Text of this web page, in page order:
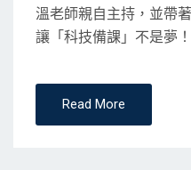
溫老師親自主持，並帶
讓「科技備課」不是夢！
Read More